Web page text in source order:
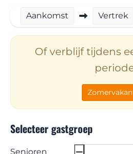
Aankomst Vertrek
Of verblijf tijdens
Selecteer gastgroep
Senioren